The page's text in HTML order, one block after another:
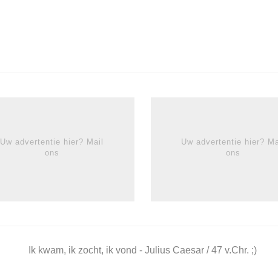
Uw advertentie hier? Mail
ons
Uw advertentie hier?
ons
Ik kwam, ik zocht, ik vond - Julius Caesar / 47 v.Chr. ;)